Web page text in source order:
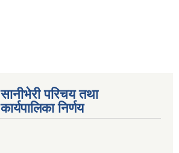
सानीभेरी परिचय तथा
कार्यपालिका निर्णय